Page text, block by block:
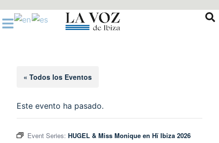
al
contenido
« Todos los Eventos
Este evento ha pasado.
Event Series: HUGEL & Miss Monique en Hï Ibiza 2026